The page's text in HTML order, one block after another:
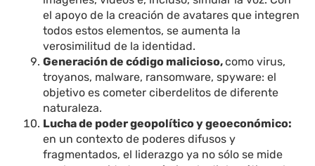
el apoyo de la creación de avatares que integren
todos estos elementos, se aumenta la
verosimilitud de la identidad.
Generación de código malicioso,como virus,
troyanos, malware, ransomware, spyware: el
objetivo es cometer ciberdelitos de diferente
naturaleza.
Lucha de poder geopolítico y geoeconómico:
en un contexto de poderes difusos y
fragmentados, el liderazgo ya no sólo se mide